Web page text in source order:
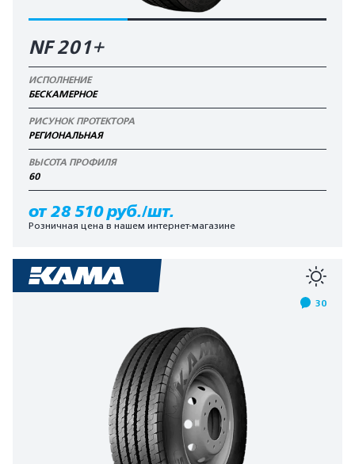
NF 201+
ИСПОЛНЕНИЕ
БЕСКАМЕРНОЕ
РИСУНОК ПРОТЕКТОРА
РЕГИОНАЛЬНАЯ
ВЫСОТА ПРОФИЛЯ
60
от 28 510 руб./шт.
Розничная цена в нашем интернет-магазине
30